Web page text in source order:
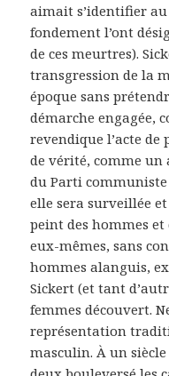
aimait s’identifier au
fondement l’ont
de ces meurtres).
transgression de la
époque sans
démarche engagée,
revendique l’acte de
de vérité, comme un
du Parti communiste
elle sera surveillée
peint des hommes et
eux-mêmes, sans
hommes alanguis,
Sickert (et tant
femmes découvert.
représentation
masculin. À un